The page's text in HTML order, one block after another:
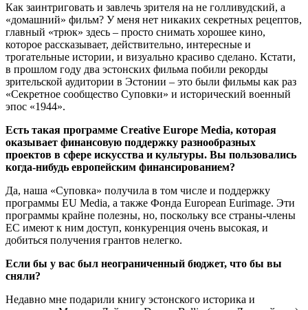
Как заинтриговать и завлечь зрителя на не голливудский, а
«домашний» фильм? У меня нет никаких секретных рецептов,
главный «трюк» здесь – просто снимать хорошее кино,
которое рассказывает, действительно, интересные и
трогательные истории, и визуально красиво сделано. Кстати,
в прошлом году два эстонских фильма побили рекорды
зрительской аудитории в Эстонии – это были фильмы как раз
«Секретное сообщество Суповки» и исторический военный
эпос «1944».
Есть такая программе Creative Europe Media, которая
оказывает финансовую поддержку разнообразных
проектов в сфере искусства и культуры. Вы пользовались
когда-нибудь европейским финансированием?
Да, наша «Суповка» получила в том числе и поддержку
программы EU Media, а также Фонда European Eurimage. Эти
программы крайне полезны, но, поскольку все страны-члены
ЕС имеют к ним доступ, конкуренция очень высокая, и
добиться получения грантов нелегко.
Если бы у вас был неограниченный бюджет, что бы вы
сняли?
Недавно мне подарили книгу эстонского историка и